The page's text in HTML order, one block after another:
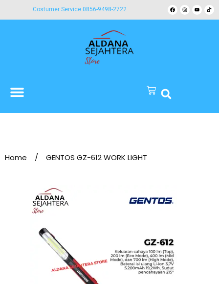
Costumer Service 0856-9498-2722
Home / GENTOS GZ-612 WORK LIGHT